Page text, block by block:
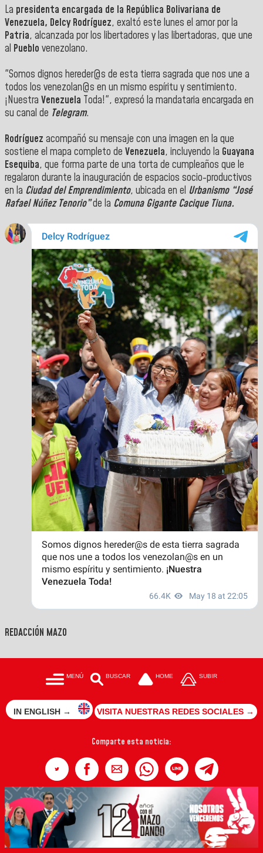
La presidenta encargada de la República Bolivariana de
Venezuela, Delcy Rodríguez, exaltó este lunes el amor por la
Patria, alcanzada por los libertadores y las libertadoras, que une
al Pueblo venezolano.
"Somos dignos hereder@s de esta tierra sagrada que nos une a
todos los venezolan@s en un mismo espíritu y sentimiento.
¡Nuestra Venezuela Toda!", expresó la mandataria encargada en
su canal de Telegram.
Rodríguez acompañó su mensaje con una imagen en la que
sostiene el mapa completo de Venezuela, incluyendo la Guayana
Esequiba, que forma parte de una torta de cumpleaños que le
regalaron durante la inauguración de espacios socio-productivos
en la Ciudad del Emprendimiento, ubicada en el Urbanismo “José
Rafael Núñez Tenorio”de la Comuna Gigante Cacique Tiuna.
REDACCIÓN MAZO
MENÚ BUSCAR HOME SUBIR
IN ENGLISH → VISITA NUESTRAS REDES SOCIALES →
Comparte esta noticia: